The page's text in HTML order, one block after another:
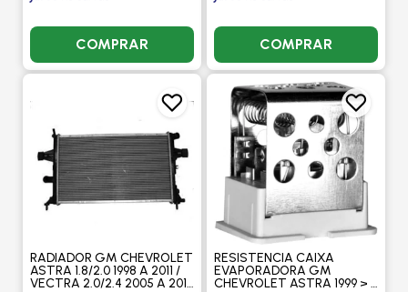
COMPRAR COMPRAR
RADIADOR GM CHEVROLET
ASTRA 1.8/2.0 1998 A 2011 /
VECTRA 2.0/2.4 2005 A 2011
RESISTENCIA CAIXA
EVAPORADORA GM
CHEVROLET ASTRA 1999 > /